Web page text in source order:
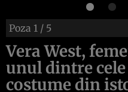
Poza 1 / 5
Vera West,
unul dintre
costume din